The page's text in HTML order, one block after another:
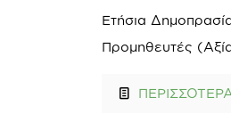
Ετήσια
Προμηθευτές